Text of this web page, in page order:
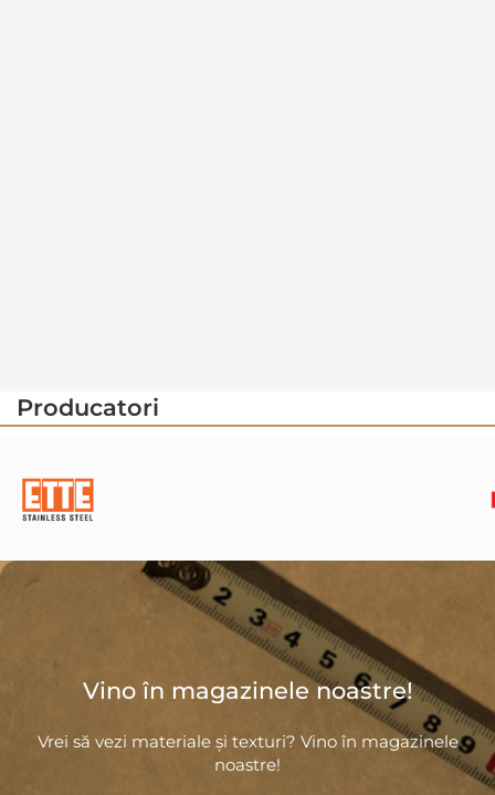
Producatori
Vino în magazinele noastre!
Vrei să vezi materiale și texturi? Vino în magazinele
noastre!